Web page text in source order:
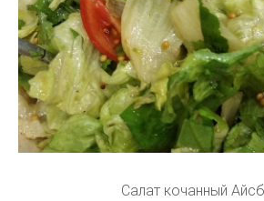
Салат кочанный